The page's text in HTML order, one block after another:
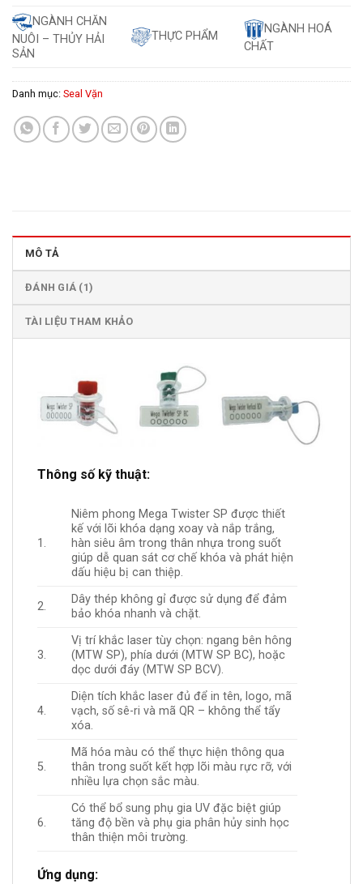
NGÀNH CHĂN
NUÔI – THỦY HẢI
SẢN
THỰC PHẨM
NGÀNH HOÁ
CHẤT
Danh mục: Seal Vặn
MÔ TẢ
ĐÁNH GIÁ (1)
TÀI LIỆU THAM KHẢO
Thông số kỹ thuật:
1.
Niêm phong Mega Twister SP được thiết
kế với lõi khóa dạng xoay và nắp trắng,
hàn siêu âm trong thân nhựa trong suốt
giúp dễ quan sát cơ chế khóa và phát hiện
dấu hiệu bị can thiệp.
2.
Dây thép không gỉ được sử dụng để đảm
bảo khóa nhanh và chặt.
3.
Vị trí khắc laser tùy chọn: ngang bên hông
(MTW SP), phía dưới (MTW SP BC), hoặc
dọc dưới đáy (MTW SP BCV).
4.
Diện tích khắc laser đủ để in tên, logo, mã
vạch, số sê-ri và mã QR – không thể tẩy
xóa.
5.
Mã hóa màu có thể thực hiện thông qua
thân trong suốt kết hợp lõi màu rực rỡ, với
nhiều lựa chọn sắc màu.
6.
Có thể bổ sung phụ gia UV đặc biệt giúp
tăng độ bền và phụ gia phân hủy sinh học
thân thiện môi trường.
Ứng dụng: